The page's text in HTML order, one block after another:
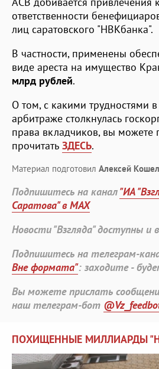
ответственности
лиц саратовского "НВКбанка".
В частности, применены
виде ареста на имущество
млрд рублей.
О том, с какими трудностями
арбитраже столкнулась
права вкладчиков, вы можете
прочитать ЗДЕСЬ.
Материал подготовил Алексей
Подпишитесь на канал"ИА
Саратова" в MAX
Новости "Взгляда" доступны и
Подпишитесь на телеграм-
Вне формата": заходите -
Вы можете прислать
наш телеграм-бот
ПОХИЩЕННЫЕ МИЛЛИАРДЫ